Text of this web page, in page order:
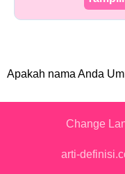
Apakah nama Anda
Change
arti-